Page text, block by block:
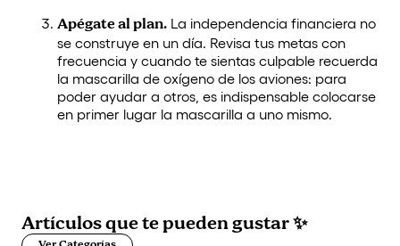
Apégate al plan. La independencia financiera no
se construye en un día. Revisa tus metas con
frecuencia y cuando te sientas culpable recuerda
la mascarilla de oxígeno de los aviones: para
poder ayudar a otros, es indispensable colocarse
en primer lugar la mascarilla a uno mismo.
Artículos quete pueden gustar✨